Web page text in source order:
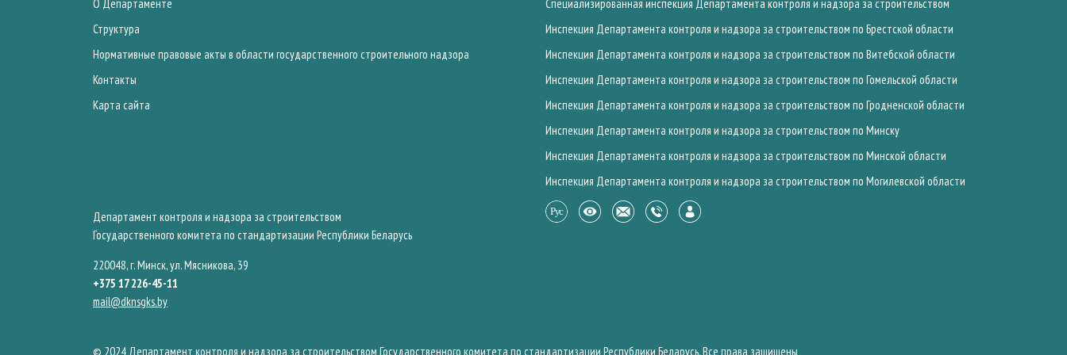
О Департаменте
Структура
Нормативные правовые акты в области государственного строительного надзора
Контакты
Карта сайта
Специализированная инспекция Департамента контроля и надзора за строительством
Инспекция Департамента контроля и надзора за строительством по Брестской области
Инспекция Департамента контроля и надзора за строительством по Витебской области
Инспекция Департамента контроля и надзора за строительством по Гомельской области
Инспекция Департамента контроля и надзора за строительством по Гродненской области
Инспекция Департамента контроля и надзора за строительством по Минску
Инспекция Департамента контроля и надзора за строительством по Минской области
Инспекция Департамента контроля и надзора за строительством по Могилевской области
Департамент контроля и надзора за строительством
Государственного комитета по стандартизации Республики Беларусь
220048, г. Минск, ул. Мясникова, 39
+375 17 226-45-11
mail@dknsgks.by
© 2024 Департамент контроля и надзора за строительством Государственного комитета по стандартизации Республики Беларусь. Все права защищены